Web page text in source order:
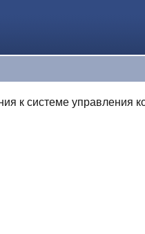
к системе управления